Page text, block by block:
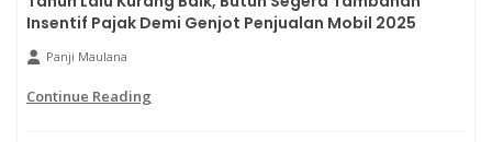
Insentif Pajak Demi Genjot Penjualan Mobil 2025
Panji Maulana
Continue Reading